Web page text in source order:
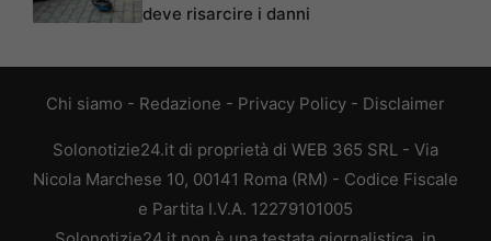
deve risarcire i danni
Chi siamo - Redazione - Privacy Policy - Disclaimer
Solonotizie24.it di proprietà di WEB 365 SRL - Via
Nicola Marchese 10, 00141 Roma (RM) - Codice Fiscale
e Partita I.V.A. 12279101005